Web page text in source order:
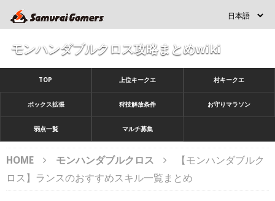
モンハンダブルクロス攻略まとめwiki
TOP 上位キークエ 村キークエ
ボックス拡張 狩技解放条件 お守りマラソン
弱点一覧 マルチ募集
HOME モンハンダブルクロス
【モンハンダブルク
ロス】ランスのおすすめスキル一覧まとめ